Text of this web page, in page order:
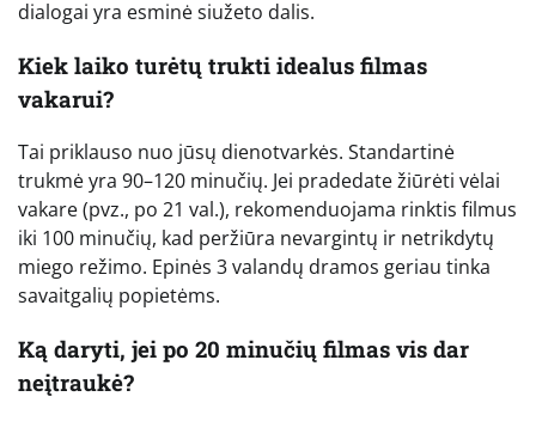
dialogai yra esminė siužeto dalis.
Kiek laiko turėtų trukti idealus filmas
vakarui?
Tai priklauso nuo jūsų dienotvarkės. Standartinė
trukmė yra 90–120 minučių. Jei pradedate žiūrėti vėlai
vakare (pvz., po 21 val.), rekomenduojama rinktis filmus
iki 100 minučių, kad peržiūra nevargintų ir netrikdytų
miego režimo. Epinės 3 valandų dramos geriau tinka
savaitgalių popietėms.
Ką daryti, jei po 20 minučių filmas vis dar
neįtraukė?